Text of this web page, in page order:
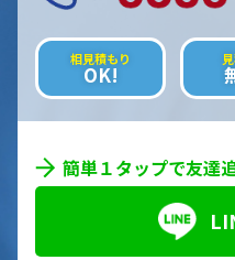
相見積もり
OK!
簡単１タップで友達